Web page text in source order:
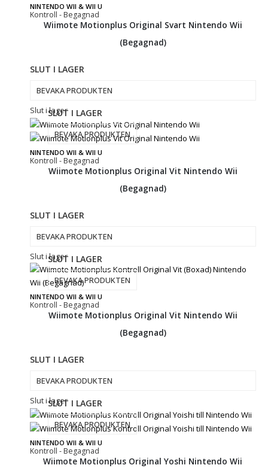
NINTENDO WII & WII U
Kontroll - Begagnad
Wiimote Motionplus Original Svart Nintendo Wii
(Begagnad)
SLUT I LAGER
BEVAKA PRODUKTEN
Slut i lager
NINTENDO WII & WII U
Kontroll - Begagnad
SLUT I LAGER
BEVAKA PRODUKTEN
Wiimote Motionplus Original Vit Nintendo Wii
(Begagnad)
SLUT I LAGER
BEVAKA PRODUKTEN
Slut i lager
NINTENDO WII & WII U
Kontroll - Begagnad
SLUT I LAGER
BEVAKA PRODUKTEN
Wiimote Motionplus Original Vit Nintendo Wii
(Begagnad)
SLUT I LAGER
BEVAKA PRODUKTEN
Slut i lager
NINTENDO WII & WII U
Kontroll - Begagnad
SLUT I LAGER
BEVAKA PRODUKTEN
Wiimote Motionplus Original Yoshi Nintendo Wii